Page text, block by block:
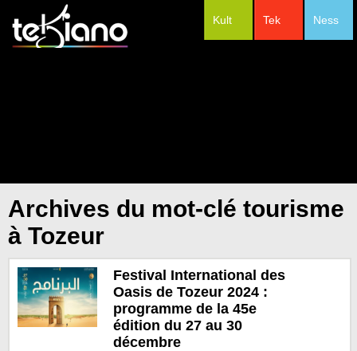
Ness
Tek
Kult
Archives du mot-clé tourisme
à Tozeur
Festival International des
Oasis de Tozeur 2024 :
programme de la 45e
édition du 27 au 30
décembre